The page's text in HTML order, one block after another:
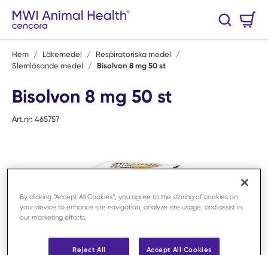
Hoppa till huvudinnehåll
Sök
Hem / Läkemedel / Respiratoriska medel
/
Slemlösande medel
/ Bisolvon 8 mg 50 st
Bisolvon 8 mg 50 st
Art.nr: 465757
By clicking “Accept All Cookies”, you agree to the storing of cookies on
your device to enhance site navigation, analyze site usage, and assist in
our marketing efforts.
Reject All Accept All Cookies